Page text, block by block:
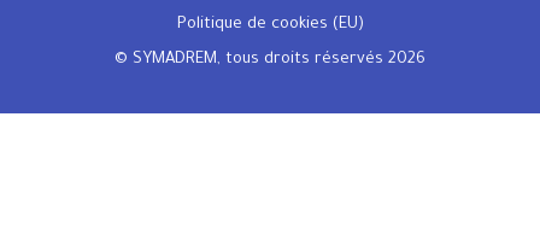
Politique de cookies (EU)
© SYMADREM, tous droits réservés 2026